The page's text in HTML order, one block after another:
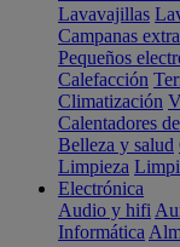
Lavavajillas
Campanas
Pequeños
Calefacción
Climatización
Calentadores
Belleza y salud
Limpieza
Electrónica
Audio y hifi
Informática